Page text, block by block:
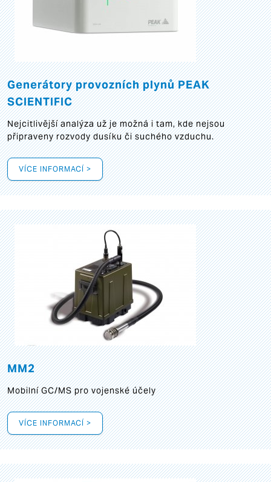
Generátory provozních plynů PEAK
SCIENTIFIC
Nejcitlivější analýza už je možná i tam, kde nejsou
připraveny rozvody dusíku či suchého vzduchu.
VÍCE INFORMACÍ >
MM2
Mobilní GC/MS pro vojenské účely
VÍCE INFORMACÍ >